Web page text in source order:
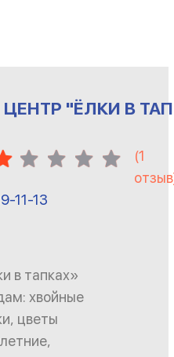
"ЁЛКИ В ТАП
(1
11-13
в тапках»
хвойные
цветы